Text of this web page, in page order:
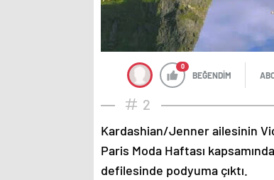
0
BEĞENDİM
2
Kardashian/Jenner ailesinin
Paris Moda Haftası
defilesinde podyuma çıktı.